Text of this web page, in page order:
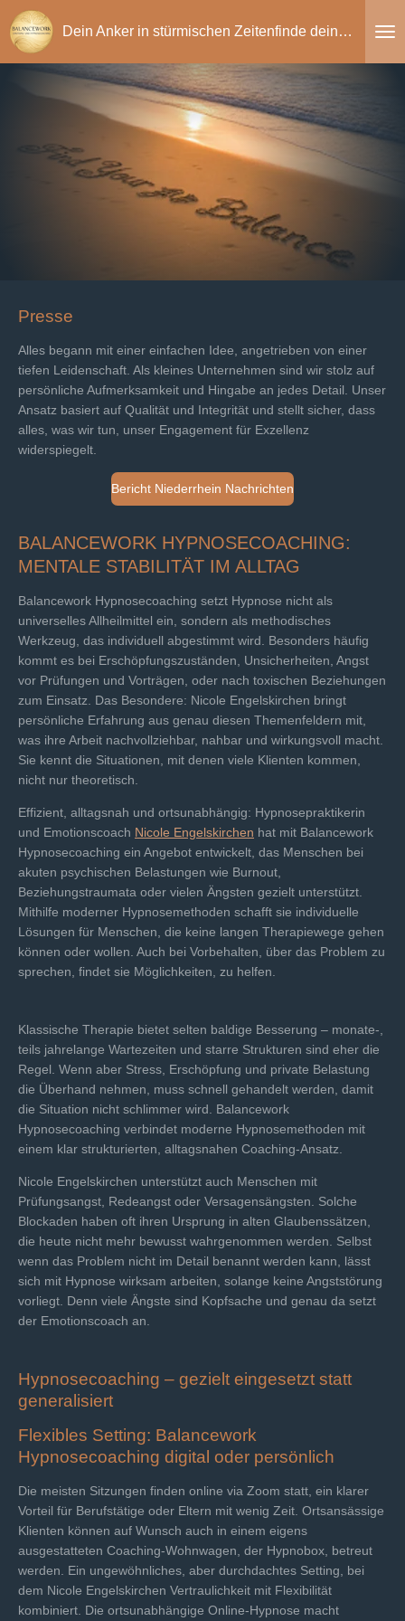
Zum
Hauptinhalt
springen
Dein Anker in stürmischen Zeitenfinde deine Balance
Presse
Alles begann mit einer einfachen Idee, angetrieben von einer
tiefen Leidenschaft. Als kleines Unternehmen sind wir stolz auf
persönliche Aufmerksamkeit und Hingabe an jedes Detail. Unser
Ansatz basiert auf Qualität und Integrität und stellt sicher, dass
alles, was wir tun, unser Engagement für Exzellenz
widerspiegelt.
Bericht Niederrhein Nachrichten
BALANCEWORK HYPNOSECOACHING:
MENTALE STABILITÄT IM ALLTAG
Balancework Hypnosecoaching setzt Hypnose nicht als
universelles Allheilmittel ein, sondern als methodisches
Werkzeug, das individuell abgestimmt wird. Besonders häufig
kommt es bei Erschöpfungszuständen, Unsicherheiten, Angst
vor Prüfungen und Vorträgen, oder nach toxischen Beziehungen
zum Einsatz. Das Besondere: Nicole Engelskirchen bringt
persönliche Erfahrung aus genau diesen Themenfeldern mit,
was ihre Arbeit nachvollziehbar, nahbar und wirkungsvoll macht.
Sie kennt die Situationen, mit denen viele Klienten kommen,
nicht nur theoretisch.
Effizient, alltagsnah und ortsunabhängig: Hypnosepraktikerin
und Emotionscoach Nicole Engelskirchen hat mit Balancework
Hypnosecoaching ein Angebot entwickelt, das Menschen bei
akuten psychischen Belastungen wie Burnout,
Beziehungstraumata oder vielen Ängsten gezielt unterstützt.
Mithilfe moderner Hypnosemethoden schafft sie individuelle
Lösungen für Menschen, die keine langen Therapiewege gehen
können oder wollen. Auch bei Vorbehalten, über das Problem zu
sprechen, findet sie Möglichkeiten, zu helfen.
Klassische Therapie bietet selten baldige Besserung – monate-,
teils jahrelange Wartezeiten und starre Strukturen sind eher die
Regel. Wenn aber Stress, Erschöpfung und private Belastung
die Überhand nehmen, muss schnell gehandelt werden, damit
die Situation nicht schlimmer wird. Balancework
Hypnosecoaching verbindet moderne Hypnosemethoden mit
einem klar strukturierten, alltagsnahen Coaching-Ansatz.
Nicole Engelskirchen unterstützt auch Menschen mit
Prüfungsangst, Redeangst oder Versagensängsten. Solche
Blockaden haben oft ihren Ursprung in alten Glaubenssätzen,
die heute nicht mehr bewusst wahrgenommen werden. Selbst
wenn das Problem nicht im Detail benannt werden kann, lässt
sich mit Hypnose wirksam arbeiten, solange keine Angststörung
vorliegt. Denn viele Ängste sind Kopfsache und genau da setzt
der Emotionscoach an.
Hypnosecoaching – gezielt eingesetzt statt
generalisiert
Flexibles Setting: Balancework
Hypnosecoaching digital oder persönlich
Die meisten Sitzungen finden online via Zoom statt, ein klarer
Vorteil für Berufstätige oder Eltern mit wenig Zeit. Ortsansässige
Klienten können auf Wunsch auch in einem eigens
ausgestatteten Coaching-Wohnwagen, der Hypnobox, betreut
werden. Ein ungewöhnliches, aber durchdachtes Setting, bei
dem Nicole Engelskirchen Vertraulichkeit mit Flexibilität
kombiniert. Die ortsunabhängige Online-Hypnose macht